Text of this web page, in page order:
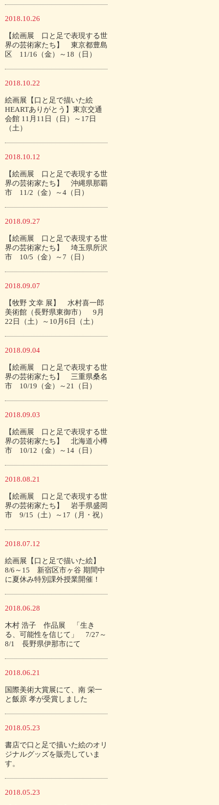
2018.10.26
【絵画展 口と足で表現する世
界の芸術家たち】 東京都豊島
区 11/16（金）～18（日）
2018.10.22
絵画展【口と足で描いた絵
HEARTありがとう】東京交通
会館 11月11日（日）～17日
（土）
2018.10.12
【絵画展 口と足で表現する世
界の芸術家たち】 沖縄県那覇
市 11/2（金）～4（日）
2018.09.27
【絵画展 口と足で表現する世
界の芸術家たち】 埼玉県所沢
市 10/5（金）～7（日）
2018.09.07
【牧野 文幸 展】 水村喜一郎
美術館（長野県東御市） 9月
22日（土）～10月6日（土）
2018.09.04
【絵画展 口と足で表現する世
界の芸術家たち】 三重県桑名
市 10/19（金）～21（日）
2018.09.03
【絵画展 口と足で表現する世
界の芸術家たち】 北海道小樽
市 10/12（金）～14（日）
2018.08.21
【絵画展 口と足で表現する世
界の芸術家たち】 岩手県盛岡
市 9/15（土）～17（月・祝）
2018.07.12
絵画展【口と足で描いた絵】
8/6～15 新宿区市ヶ谷 期間中
に夏休み特別課外授業開催！
2018.06.28
木村 浩子 作品展 「生き
る、可能性を信じて」 7/27～
8/1 長野県伊那市にて
2018.06.21
国際美術大賞展にて、南 栄一
と飯原 孝が受賞しました
2018.05.23
書店で口と足で描いた絵のオリ
ジナルグッズを販売していま
す。
2018.05.23